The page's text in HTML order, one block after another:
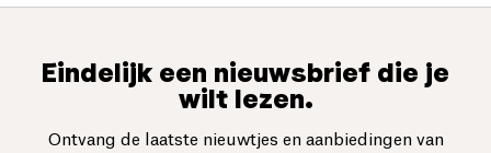
Eindelijk een nieuwsbrief die je
wilt lezen.
Ontvang de laatste nieuwtjes en aanbiedingen van